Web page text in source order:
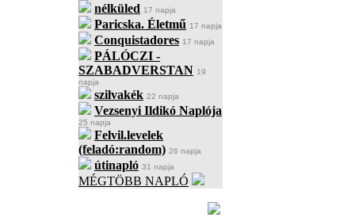
nélküled 17 napja
Paricska. Életmű 17 napja
Conquistadores 17 napja
PÁLÓCZI -
SZABADVERSTAN 19
napja
szilvakék 22 napja
Vezsenyi Ildikó Naplója
25 napja
Felvil.levelek
(feladó:random) 26 napja
útinapló 31 napja
MÉGTÖBB NAPLÓ